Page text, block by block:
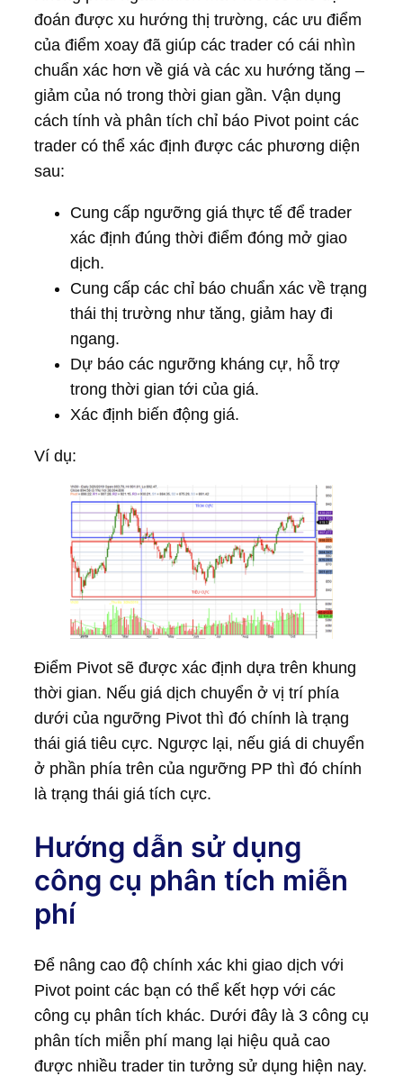
đoán được xu hướng thị trường, các ưu điểm
của điểm xoay đã giúp các trader có cái nhìn
chuẩn xác hơn về giá và các xu hướng tăng –
giảm của nó trong thời gian gần. Vận dụng
cách tính và phân tích chỉ báo Pivot point các
trader có thể xác định được các phương diện
sau:
Cung cấp ngưỡng giá thực tế để trader
xác định đúng thời điểm đóng mở giao
dịch.
Cung cấp các chỉ báo chuẩn xác về trạng
thái thị trường như tăng, giảm hay đi
ngang.
Dự báo các ngưỡng kháng cự, hỗ trợ
trong thời gian tới của giá.
Xác định biến động giá.
Ví dụ:
Điểm Pivot sẽ được xác định dựa trên khung
thời gian. Nếu giá dịch chuyển ở vị trí phía
dưới của ngưỡng Pivot thì đó chính là trạng
thái giá tiêu cực. Ngược lại, nếu giá di chuyển
ở phần phía trên của ngưỡng PP thì đó chính
là trạng thái giá tích cực.
Hướng dẫn sử dụng
công cụ phân tích miễn
phí
Để nâng cao độ chính xác khi giao dịch với
Pivot point các bạn có thể kết hợp với các
công cụ phân tích khác. Dưới đây là 3 công cụ
phân tích miễn phí mang lại hiệu quả cao
được nhiều trader tin tưởng sử dụng hiện nay.